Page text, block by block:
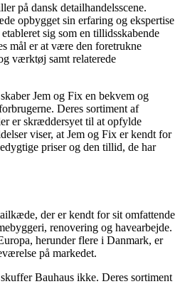
på dansk detailhandelsscene.
opbygget sin erfaring og ekspertise
sig som en tillidsskabende
mål er at være den foretrukne
værktøj samt relaterede
Jem og Fix en bekvem og
Deres sortiment af
er skræddersyet til at opfylde
viser, at Jem og Fix er kendt for
priser og den tillid, de har
der er kendt for sit omfattende
renovering og havearbejde.
herunder flere i Danmark, er
på markedet.
Bauhaus ikke. Deres sortiment